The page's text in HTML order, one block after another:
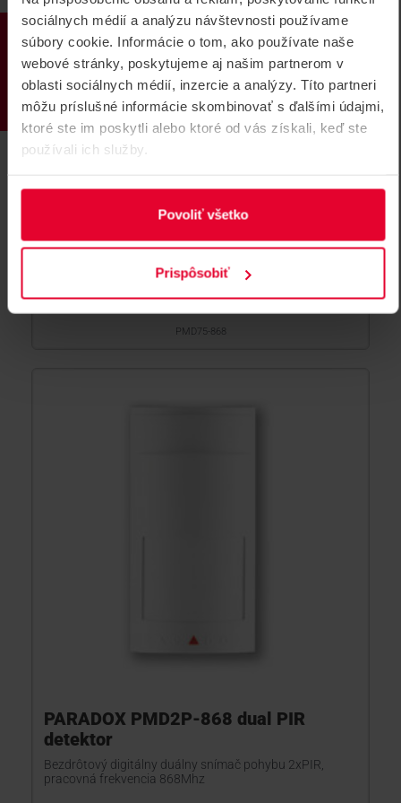
sociálnych médií a analýzu návštevnosti používame
súbory cookie. Informácie o tom, ako používate naše
webové stránky, poskytujeme aj našim partnerom v
oblasti sociálnych médií, inzercie a analýzy. Títo partneri
môžu príslušné informácie skombinovať s ďalšími údajmi,
ktoré ste im poskytli alebo ktoré od vás získali, keď ste
používali ich služby.
Povoliť všetko
Prispôsobiť
PRODUKTY
PARADOX PMD75-868 dual PIR
frekvencia 868Mhz
PMD75-868
PARADOX PMD2P-868 dual PIR
detektor
Bezdrôtový digitálny duálny snímač pohybu 2xPIR,
pracovná frekvencia 868Mhz